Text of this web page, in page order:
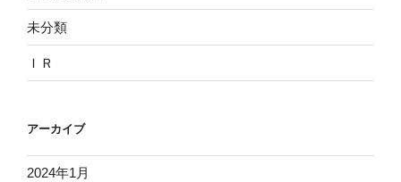
未分類
ＩＲ
アーカイブ
2024年1月